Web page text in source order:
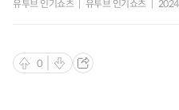
유투브 인기쇼츠 유투브 인기쇼츠
0